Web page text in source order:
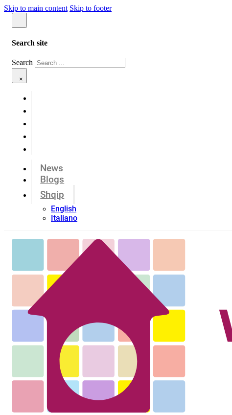
Skip to main content Skip to footer
Search site
Search
×
News
Blogs
Shqip
English
Italiano